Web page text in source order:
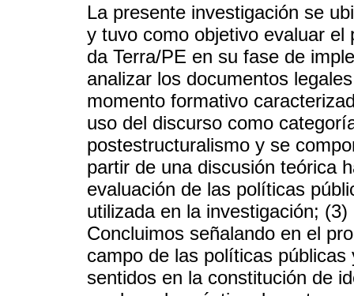
La presente investigación se
y tuvo como objetivo evaluar
da Terra/PE en su fase de
analizar los documentos
momento formativo
uso del discurso como
postestructuralismo y se
partir de una discusión teórica
evaluación de las políticas
utilizada en la investigación;
Concluimos señalando en el
campo de las políticas
sentidos en la constitución de